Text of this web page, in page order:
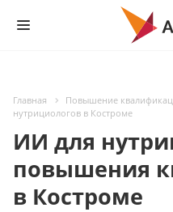
Главная Повышение
нутрициологов в Костроме
ИИ для
повышения
в Костроме